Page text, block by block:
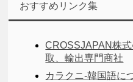
おすすめリンク集
CROSSJAPAN株
取、輸出専門商社
カラクニ-韓国語に